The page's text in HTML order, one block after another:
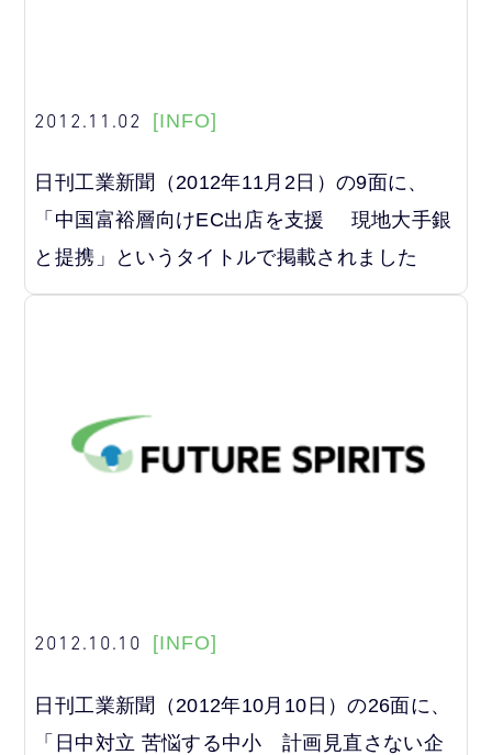
2012.11.02 [INFO]
日刊工業新聞（2012年11月2日）の9面に、
「中国富裕層向けEC出店を支援 現地大手銀
と提携」というタイトルで掲載されました
2012.10.10 [INFO]
日刊工業新聞（2012年10月10日）の26面に、
「日中対立 苦悩する中小 計画見直さない企